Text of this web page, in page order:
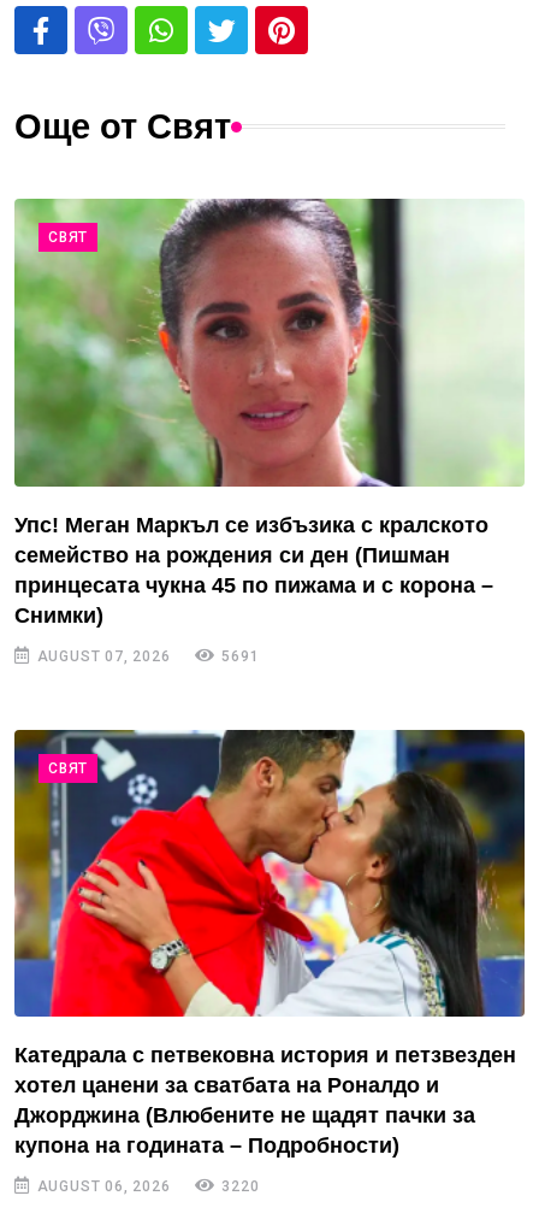
Още от Свят
СВЯТ
Упс! Меган Маркъл се избъзика с кралското
семейство на рождения си ден (Пишман
принцесата чукна 45 по пижама и с корона –
Снимки)
AUGUST 07, 2026 5691
СВЯТ
Катедрала с петвековна история и петзвезден
хотел цанени за сватбата на Роналдо и
Джорджина (Влюбените не щадят пачки за
купона на годината – Подробности)
AUGUST 06, 2026 3220